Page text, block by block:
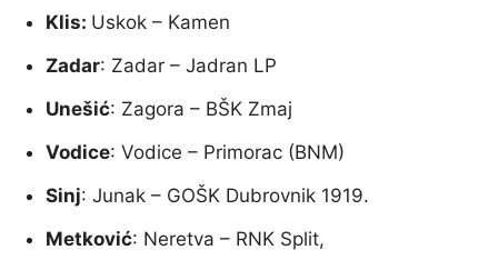
Klis: Uskok – Kamen
Zadar: Zadar – Jadran LP
Unešić: Zagora – BŠK Zmaj
Vodice: Vodice – Primorac (BNM)
Sinj: Junak – GOŠK Dubrovnik 1919.
Metković: Neretva – RNK Split,